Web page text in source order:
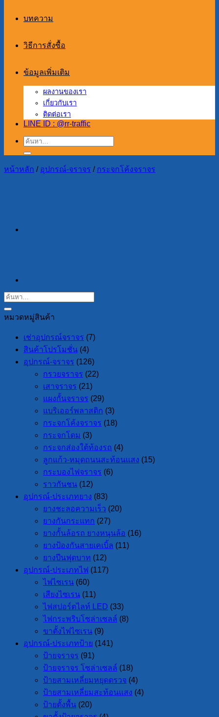
บทความ
วิธีการสั่งซื้อ
ข้อมูลเพิ่มเติม
ผลงานของเรา
เกี่ยวกับเรา
ติดต่อเรา
LINE ID : @rr-traffic
ค้นหา:
หน้าหลัก / อุปกรณ์-จราจร / กระจกโค้งจราจร
หมวดหมู่สินค้า
เช่าอุปกรณ์จราจร (7)
สินค้าโปรโมชั่น (4)
อุปกรณ์-จราจร (126)
กรวยจราจร (22)
เสาจราจร (21)
แผงกั้นจราจร (29)
แบริเออร์พลาสติก (3)
กระจกโค้งจราจร (18)
กระจกโดม (3)
กระจกส่องใต้ท้องรถ (4)
ลูกแก้ว-หมุดถนนสะท้อนแสง (15)
กระบองไฟจราจร (6)
ราวกันชน (12)
อุปกรณ์-ประเภทยาง (83)
ยางชะลอความเร็ว (20)
ยางกันกระแทก (27)
ยางกั้นล้อรถ ยางหนุนล้อ (16)
ยางป้องกันสายเคเบิ้ล (11)
ยางปีนฟุตบาท (12)
อุปกรณ์-ประเภทไฟ (117)
ไฟไซเรน (60)
เสียงไซเรน (11)
ไฟสปอร์ตไลท์ LED (33)
ไฟกระพริบโซล่าเซลล์ (8)
ขาตั้งไฟไซเรน (9)
อุปกรณ์-ประเภทป้าย (141)
ป้ายจราจร (91)
ป้ายจราจร โซล่าเซลล์ (18)
ป้ายสามเหลี่ยมหยุดตรวจ (4)
ป้ายสามเหลี่ยมสะท้อนแสง (4)
ป้ายตั้งพื้น (20)